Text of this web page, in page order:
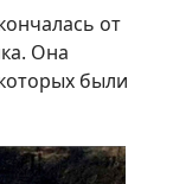
от
Она
были